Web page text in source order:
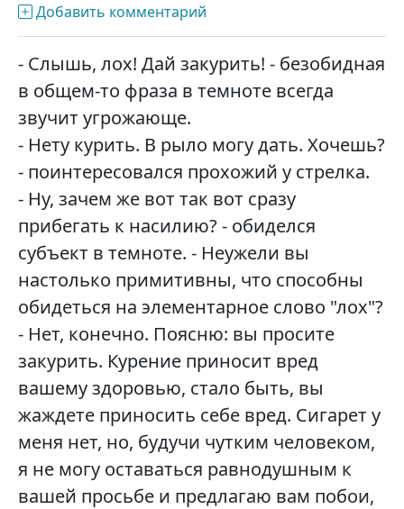
Добавить комментарий
- Слышь, лох! Дай закурить! - безобидная
в общем-то фраза в темноте всегда
звучит угрожающе.
- Нету курить. В рыло могу дать. Хочешь?
- поинтересовался прохожий у стрелка.
- Ну, зачем же вот так вот сразу
прибегать к насилию? - обиделся
субъект в темноте. - Неужели вы
настолько примитивны, что способны
обидеться на элементарное слово "лох"?
- Нет, конечно. Поясню: вы просите
закурить. Курение приносит вред
вашему здоровью, стало быть, вы
жаждете приносить себе вред. Сигарет у
меня нет, но, будучи чутким человеком,
я не могу оставаться равнодушным к
вашей просьбе и предлагаю вам побои,